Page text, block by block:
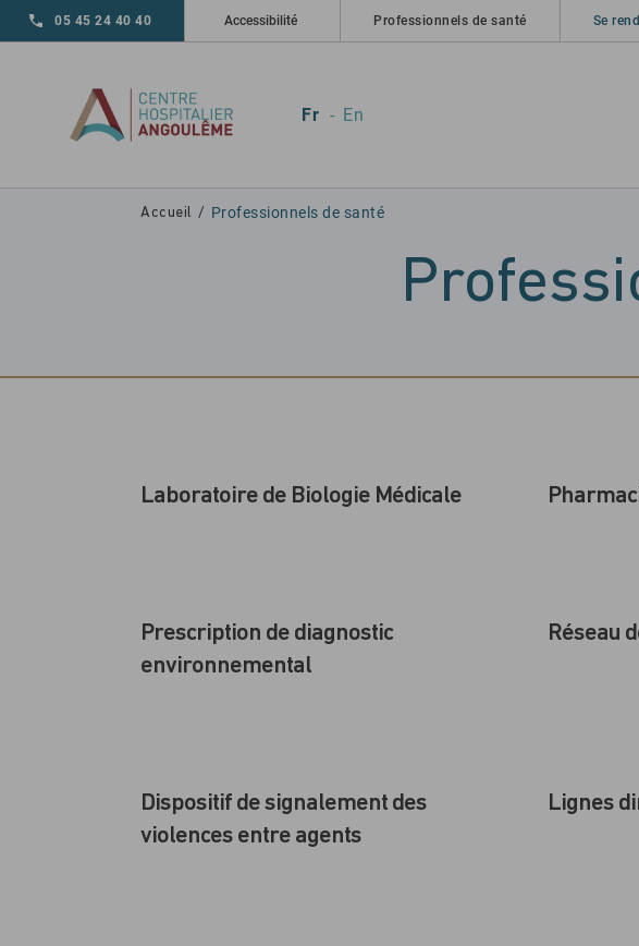
Fr En
05 45 24 40 40 Accessibilité Professionnels de santé Se
Accueil Professionnels de santé
Laboratoire de Biologie Médicale
Prescription de diagnostic
environnemental
Réseau
Dispositif de signalement des
violences entre agents
Lignes